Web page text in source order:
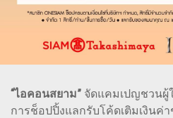
“ไอคอนสยาม” จัดแคมเปญชวนผู้
การช็อปปิ้งแลกรับโค้ดเติมเงินค่